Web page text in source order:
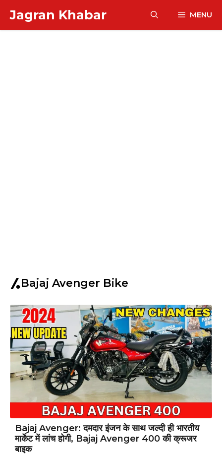
content
Jagran Khabar MENU
Bajaj Avenger Bike
Bajaj Avenger: दमदार इंजन के साथ जल्दी ही भारतीय
मार्केट में लांच होगी, Bajaj Avenger 400 की क्रूजर
बाइक